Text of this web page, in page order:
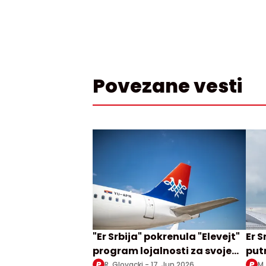
Povezane vesti
"Er Srbija" pokrenula "Elevejt"
program lojalnosti za svoje
Er